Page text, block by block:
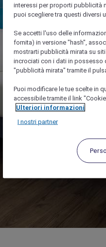
interessi per proporti pubblicità
puoi scegliere tra questi diversi
Se accetti l'uso delle
fornita) in versione "hash",
mostrarti pubblicità mirata su
incrociati con i dati in possesso
"pubblicità mirata" tramite il
Puoi modificare le tue scelte in
accessibile tramite il link
Ulteriori informazioni
I nostri partner